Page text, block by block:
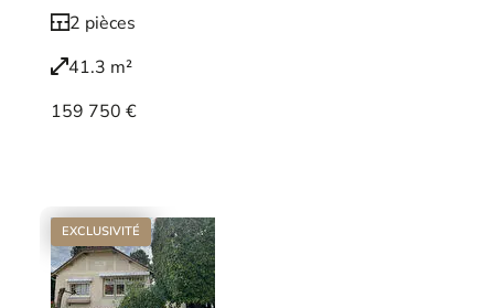
2 pièces
41.3 m²
159 750 €
EXCLUSIVITÉ